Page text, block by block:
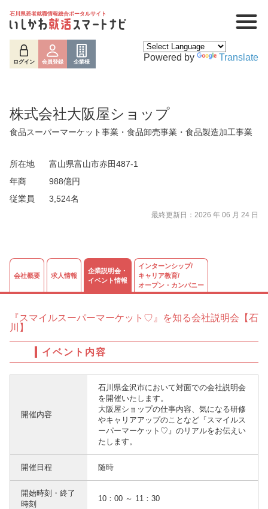
石川県若者就職情報総合ポータルサイト
ログイン 会員登録 企業様 Powered by Translate
会員登録 企業様
株式会社大阪屋ショップ
食品スーパーマーケット事業・食品卸売事業・食品製造加工事業
所在地
富山県富山市赤田487-1
年商
988億円
従業員
3,524名
最終更新日：2026 年 06 月 24 日
会社概要 求人情報
企業説明会・
イベント情報
インターンシップ/
キャリア教育/
オープン・カンパニー
『スマイルスーパーマーケット♡』を知る会社説明会【石
川】
イベント内容
開催内容
石川県金沢市において対面での会社説明会
を開催いたします。
大阪屋ショップの仕事内容、気になる研修
やキャリアアップのことなど『スマイルス
ーパーマーケット♡』のリアルをお伝えい
たします。
開催日程 随時
開始時刻・終了
時刻
10：00 ～ 11：30